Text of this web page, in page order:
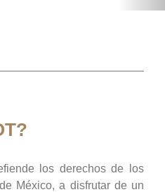
los derechos de los
México, a disfrutar de un